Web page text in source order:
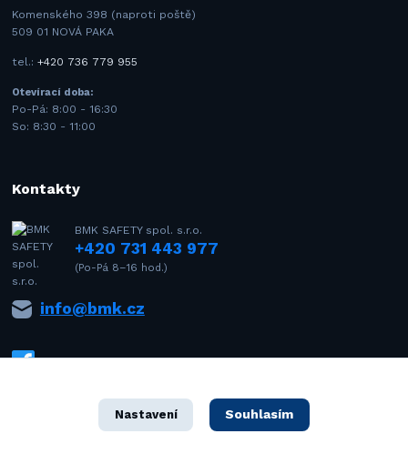
Komenského 398 (naproti poště)
509 01 NOVÁ PAKA
tel.:+420 736 779 955
Otevírací doba:
Po-Pá: 8:00 - 16:30
So: 8:30 - 11:00
Kontakty
BMK SAFETY spol. s.r.o.
+420 731 443 977
(Po-Pá 8–16 hod.)
info@bmk.cz
Nastavení Souhlasím